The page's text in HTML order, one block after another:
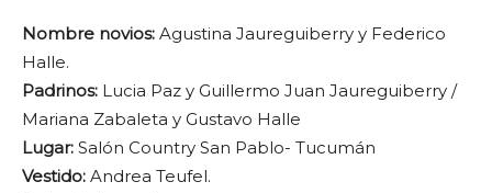
Nombre novios: Agustina Jaureguiberry y Federico
Halle.
Padrinos: Lucia Paz y Guillermo Juan Jaureguiberry /
Mariana Zabaleta y Gustavo Halle
Lugar: Salón Country San Pablo- Tucumán
Vestido: Andrea Teufel.